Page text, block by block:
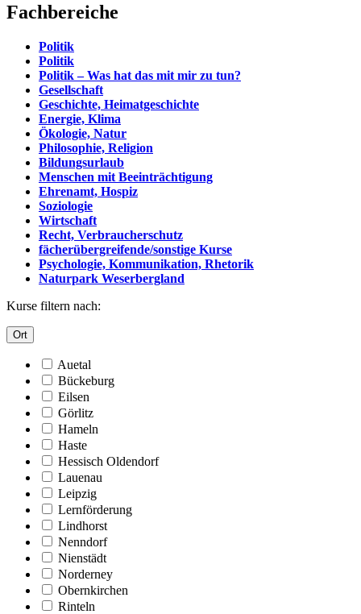
Fachbereiche
Politik
Politik
Politik – Was hat das mit mir zu tun?
Gesellschaft
Geschichte, Heimatgeschichte
Energie, Klima
Ökologie, Natur
Philosophie, Religion
Bildungsurlaub
Menschen mit Beeinträchtigung
Ehrenamt, Hospiz
Soziologie
Wirtschaft
Recht, Verbraucherschutz
fächerübergreifende/sonstige Kurse
Psychologie, Kommunikation, Rhetorik
Naturpark Weserbergland
Kurse filtern nach:
Ort
Auetal
Bückeburg
Eilsen
Görlitz
Hameln
Haste
Hessisch Oldendorf
Lauenau
Leipzig
Lernförderung
Lindhorst
Nenndorf
Nienstädt
Norderney
Obernkirchen
Rinteln